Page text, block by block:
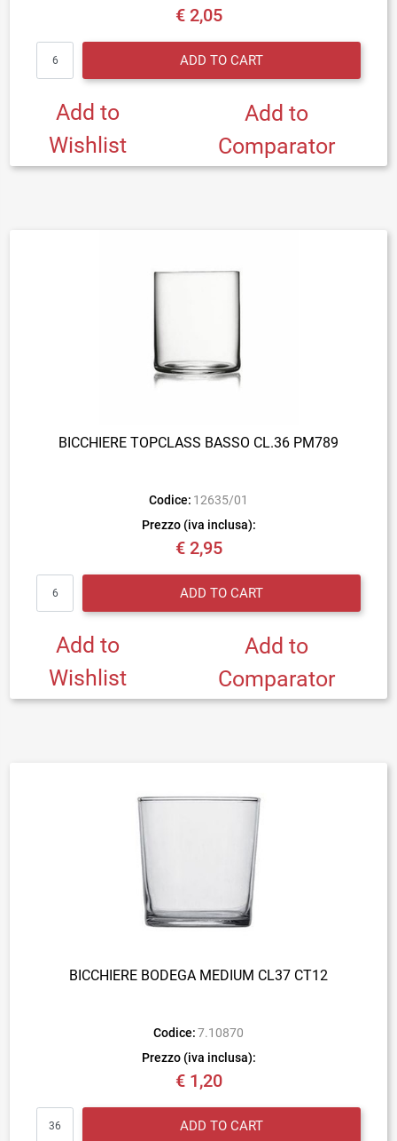
€ 2,05
ADD TO CART
Add to
Wishlist
Add to
Comparator
BICCHIERE TOPCLASS BASSO CL.36 PM789
Codice: 12635/01
Prezzo (iva inclusa):
€ 2,95
ADD TO CART
Add to
Wishlist
Add to
Comparator
BICCHIERE BODEGA MEDIUM CL37 CT12
Codice: 7.10870
Prezzo (iva inclusa):
€ 1,20
ADD TO CART